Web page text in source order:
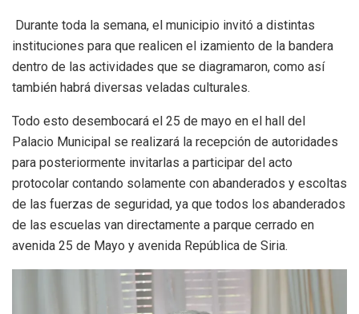
Durante toda la semana, el municipio invitó a distintas
instituciones para que realicen el izamiento de la bandera
dentro de las actividades que se diagramaron, como así
también habrá diversas veladas culturales.
Todo esto desembocará el 25 de mayo en el hall del
Palacio Municipal se realizará la recepción de autoridades
para posteriormente invitarlas a participar del acto
protocolar contando solamente con abanderados y escoltas
de las fuerzas de seguridad, ya que todos los abanderados
de las escuelas van directamente a parque cerrado en
avenida 25 de Mayo y avenida República de Siria.